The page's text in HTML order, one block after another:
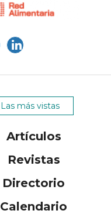
Las más vistas
Artículos
Revistas
Directorio
Calendario